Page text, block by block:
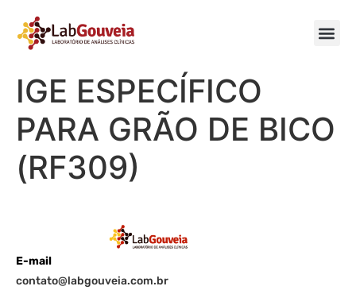
IGE ESPECÍFICO
PARA GRÃO DE BICO
(RF309)
E-mail
contato@labgouveia.com.br